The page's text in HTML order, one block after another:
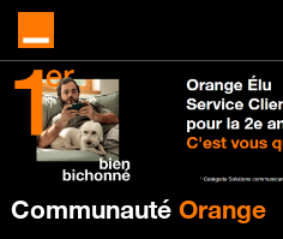
Communauté Orange